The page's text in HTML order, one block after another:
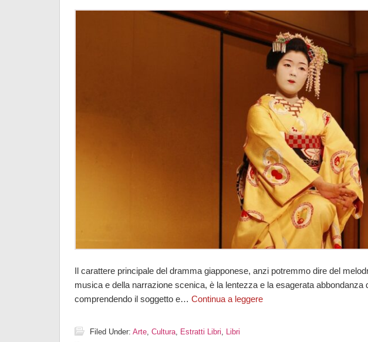
Il carattere principale del dramma giapponese, anzi potremmo dire del
musica e della narrazione scenica, è la lentezza e la esagerata abbondanza
comprendendo il soggetto e… Continua a leggere
Filed Under: Arte, Cultura, Estratti Libri, Libri